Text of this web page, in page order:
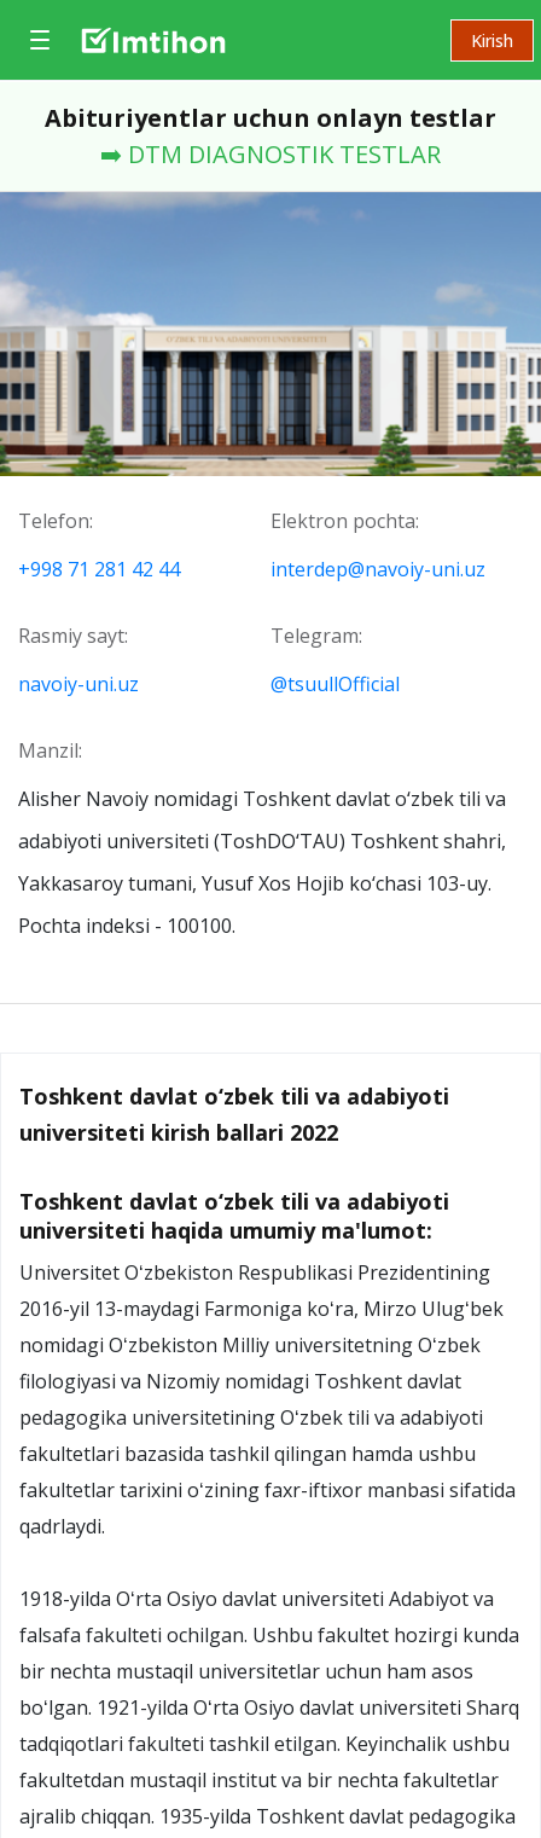
Kirish
Abituriyentlar uchun onlayn testlar
➡️ DTM DIAGNOSTIK TESTLAR
Telefon:
+998 71 281 42 44
Elektron pochta:
interdep@navoiy-uni.uz
Rasmiy sayt:
navoiy-uni.uz
Telegram:
@tsuullOfficial
Manzil:
Alisher Navoiy nomidagi Toshkent davlat o‘zbek tili va
adabiyoti universiteti (ToshDO‘TAU) Toshkent shahri,
Yakkasaroy tumani, Yusuf Xos Hojib ko‘chasi 103-uy.
Pochta indeksi - 100100.
Toshkent davlat o‘zbek tili va adabiyoti
universiteti kirish ballari 2022
Toshkent davlat o‘zbek tili va adabiyoti
universiteti haqida umumiy ma'lumot:
Universitet Oʻzbekiston Respublikasi Prezidentining
2016-yil 13-maydagi Farmoniga koʻra, Mirzo Ulugʻbek
nomidagi Oʻzbekiston Milliy universitetning Oʻzbek
filologiyasi va Nizomiy nomidagi Toshkent davlat
pedagogika universitetining Oʻzbek tili va adabiyoti
fakultetlari bazasida tashkil qilingan hamda ushbu
fakultetlar tarixini oʻzining faxr-iftixor manbasi sifatida
qadrlaydi.
1918-yilda Oʻrta Osiyo davlat universiteti Adabiyot va
falsafa fakulteti ochilgan. Ushbu fakultet hozirgi kunda
bir nechta mustaqil universitetlar uchun ham asos
boʻlgan. 1921-yilda Oʻrta Osiyo davlat universiteti Sharq
tadqiqotlari fakulteti tashkil etilgan. Keyinchalik ushbu
fakultetdan mustaqil institut va bir nechta fakultetlar
ajralib chiqqan. 1935-yilda Toshkent davlat pedagogika